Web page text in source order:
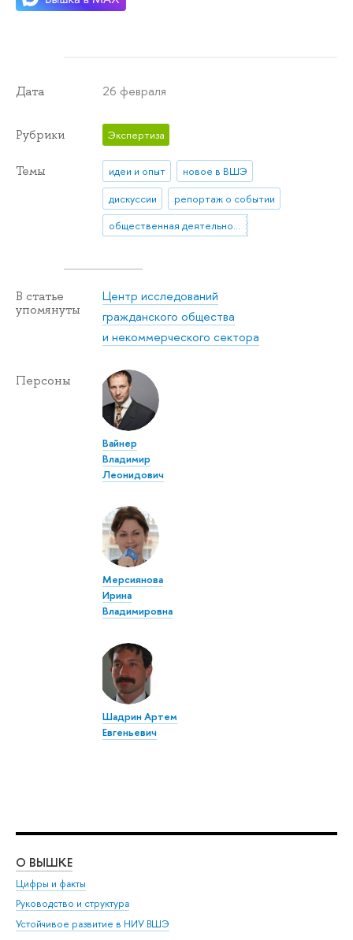
Дата 26 февраля
Рубрики Экспертиза
Темы идеи и опыт
новое в ВШЭ
дискуссии
репортаж о событии
общественная деятельность
В статье
упомянуты
Центр исследований
гражданского общества
и некоммерческого сектора
Персоны
Вайнер
Владимир
Леонидович
Мерсиянова
Ирина
Владимировна
Шадрин Артем
Евгеньевич
О ВЫШКЕ
Цифры и факты
Руководство и структура
Устойчивое развитие в НИУ ВШЭ